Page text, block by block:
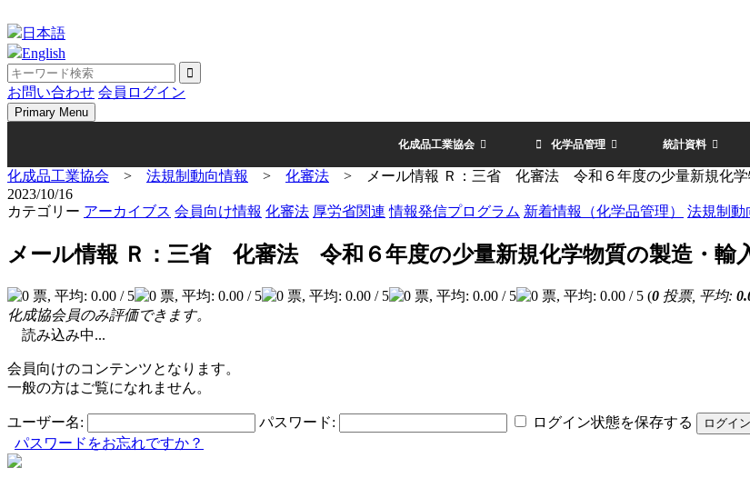
to
content
日本語
English
お問い合わせ 会員ログイン
Primary Menu
化成品工業協会 化学品管理 統計資料
化成品工業協会 > 法規制動向情報 > 化審法 >
メール情報 Ｒ：三省 化審法 令和６年度の少量新規化学
2023/10/16
カテゴリー アーカイブス 会員向け情報 化審法 厚労省関連 情報発信プログラム 新着情報（化学品管理） 法規制動
メール情報 Ｒ：三省 化審法 令和６年度の少量新規化学物質の製造・輸
(0 投票, 平均:
化成協会員のみ評価できます。
読み込み中...
会員向けのコンテンツとなります。
一般の方はご覧になれません。
ユーザー名: パスワード:
ログイン状態を保存する
パスワードをお忘れですか？